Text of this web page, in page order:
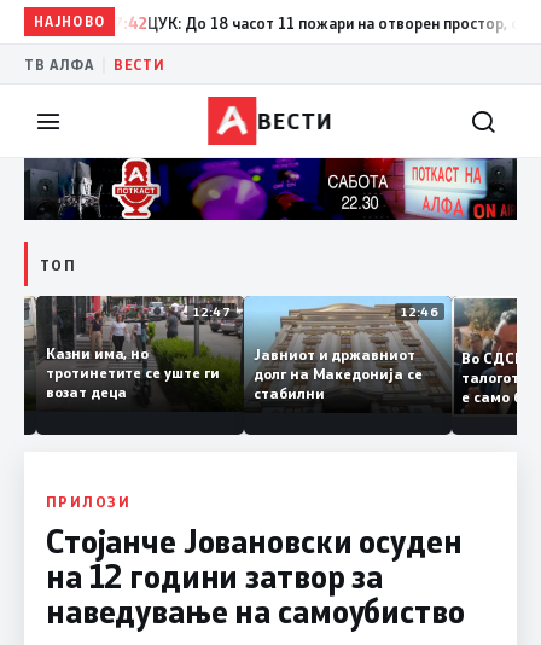
НАЈНОВО
17:42 ЦУК: До 18 часот 11 пожари на отворен простор, од кои
ТВ АЛФА ВЕСТИ
ВЕСТИ
ТОП
12:50
и
12:47
Казни има, но
тротинетите се уште ги
возат деца
12:46
Јавниот и државниот
долг на Македонија се
стабилни
Во
е само
копија
Заев
ПРИЛОЗИ
Стојанче Јовановски осуден
на 12 години затвор за
наведување на самоубиство